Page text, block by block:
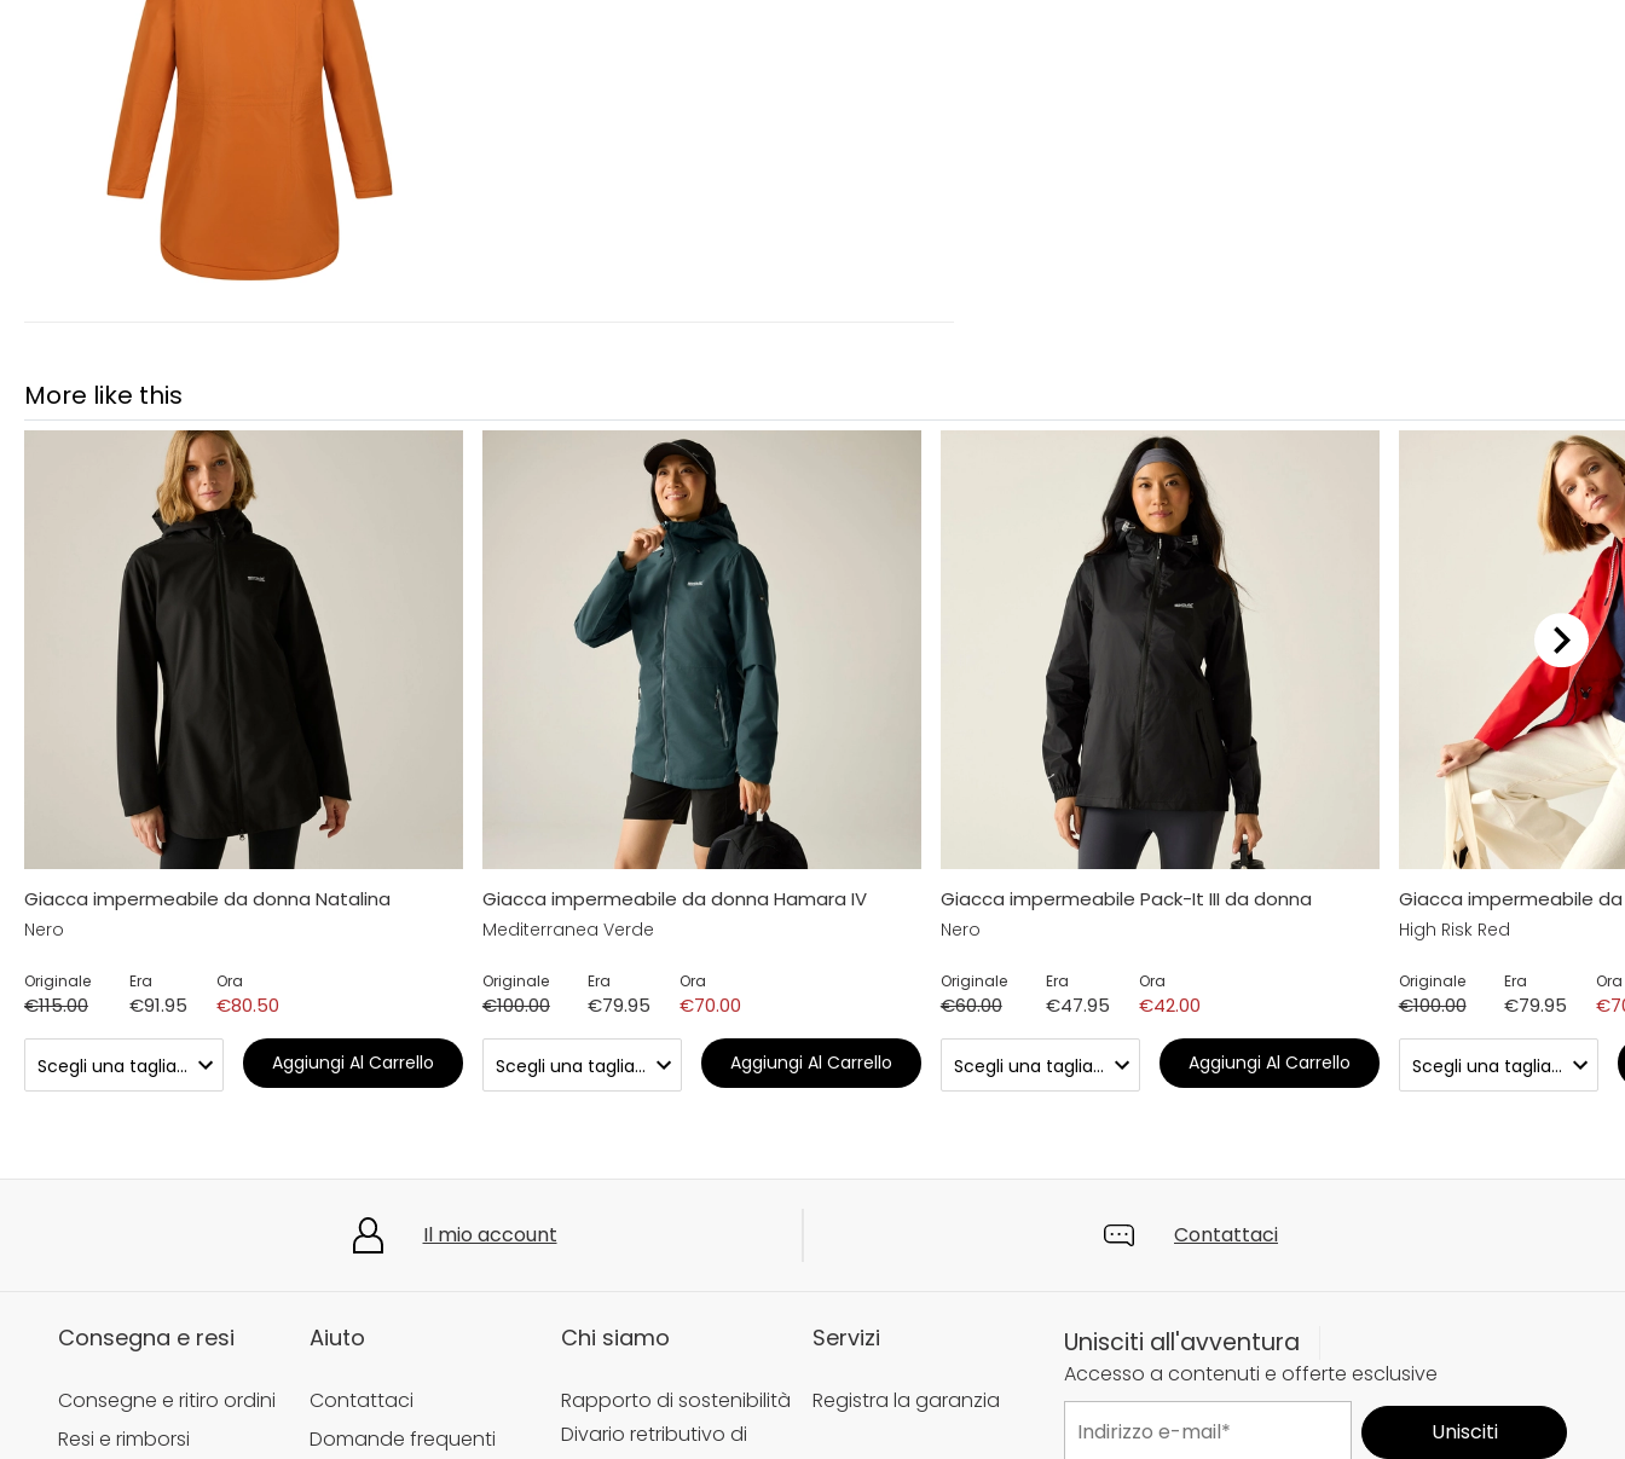
More like this
Giacca impermeabile da donna Natalina
Nero
Originale
€115.00
Era
€91.95
Ora
€80.50
Aggiungi Al Carrello
Giacca impermeabile da donna Hamara IV
Mediterranea Verde
Originale
€100.00
Era
€79.95
Ora
€70.00
Aggiungi Al Carrello
Giacca impermeabile Pack-It III da donna
Nero
Originale
€60.00
Era
€47.95
Ora
€42.00
Aggiungi Al Carrello
Giacca impermeabile
High Risk Red
Originale
€100.00
Era
€79.95
Ora
Il mio account Contattaci
Consegna e resi
Consegne e ritiro ordini
Resi e rimborsi
Aiuto
Contattaci
Domande frequenti
Chi siamo
Rapporto di sostenibilità
Divario retributivo di
Servizi
Registra la garanzia
Unisciti all'avventura
Accesso a contenuti e offerte esclusive